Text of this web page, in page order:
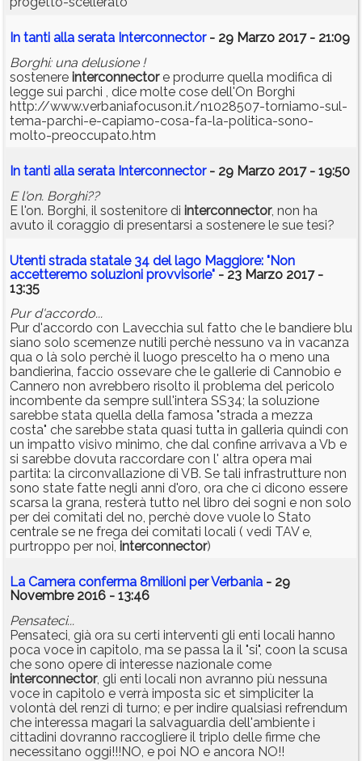
In tanti alla serata Interconnector- 29 Marzo 2017 - 21:09
Borghi: una delusione !
sostenere interconnectore produrre quella modifica di
legge sui parchi , dice molte cose dell'On Borghi
http://www.verbaniafocuson.it/n1028507-torniamo-sul-
tema-parchi-e-capiamo-cosa-fa-la-politica-sono-
molto-preoccupato.htm
In tanti alla serata Interconnector- 29 Marzo 2017 - 19:50
E l'on. Borghi??
E l'on. Borghi, il sostenitore di interconnector, non ha
avuto il coraggio di presentarsi a sostenere le sue tesi?
Utenti strada statale 34 del lago Maggiore: "Non
accetteremo soluzioni provvisorie" - 23 Marzo 2017 -
13:35
Pur d'accordo...
Pur d'accordo con Lavecchia sul fatto che le bandiere blu
siano solo scemenze nutili perchè nessuno va in vacanza
qua o là solo perchè il luogo prescelto ha o meno una
bandierina, faccio ossevare che le gallerie di Cannobio e
Cannero non avrebbero risolto il problema del pericolo
incombente da sempre sull'intera SS34; la soluzione
sarebbe stata quella della famosa "strada a mezza
costa" che sarebbe stata quasi tutta in galleria quindi con
un impatto visivo minimo, che dal confine arrivava a Vb e
si sarebbe dovuta raccordare con l' altra opera mai
partita: la circonvallazione di VB. Se tali infrastrutture non
sono state fatte negli anni d'oro, ora che ci dicono essere
scarsa la grana, resterà tutto nel libro dei sogni e non solo
per dei comitati del no, perchè dove vuole lo Stato
centrale se ne frega dei comitati locali ( vedi TAV e,
purtroppo per noi, interconnector)
La Camera conferma 8milioni per Verbania - 29
Novembre 2016 - 13:46
Pensateci...
Pensateci, già ora su certi interventi gli enti locali hanno
poca voce in capitolo, ma se passa la il "si", coon la scusa
che sono opere di interesse nazionale come
interconnector, gli enti locali non avranno più nessuna
voce in capitolo e verrà imposta sic et simpliciter la
volontà del renzi di turno; e per indire qualsiasi refrendum
che interessa magari la salvaguardia dell'ambiente i
cittadini dovranno raccogliere il triplo delle firme che
necessitano oggi!!!NO, e poi NO e ancora NO!!